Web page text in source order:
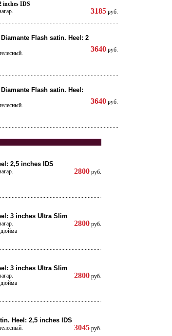
inches IDS
3185 руб.
Flash satin. Heel: 2
3640 руб.
Flash satin. Heel:
3640 руб.
2,5 inches IDS
2800 руб.
3 inches Ultra Slim
дюйма
2800 руб.
3 inches Ultra Slim
дюйма
2800 руб.
Heel: 2,5 inches IDS
3045 руб.